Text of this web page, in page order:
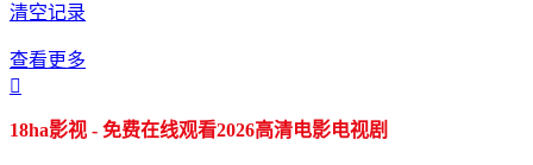
清空记录
查看更多

18ha影视 - 免费在线观看2026高清电影电视剧